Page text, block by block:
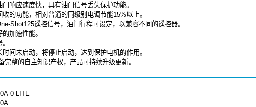
响应速度快，具有油门信号丢失保护功能。
的功能，相对普通的同级别电调节能15%以上。
Shot125遥控信号，油门行程可设定，以兼容不同的遥控器。
加速性能。
间未启动，将停止启动，达到保护电机的作用。
整的自主知识产权，产品可持续升级更新。
0-LITE